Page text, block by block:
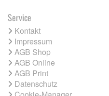
Service
Kontakt
Impressum
AGB Shop
AGB Online
AGB Print
Datenschutz